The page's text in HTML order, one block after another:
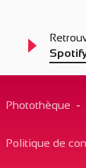
Photothèque -
Politique de